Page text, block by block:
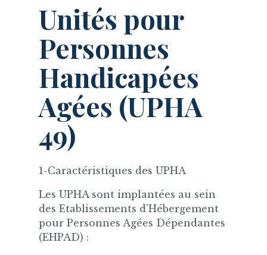
Unités pour
Personnes
Handicapées
Agées (UPHA
49)
1-Caractéristiques des UPHA
Les UPHA sont implantées au sein
des Etablissements d’Hébergement
pour Personnes Agées Dépendantes
(EHPAD) :